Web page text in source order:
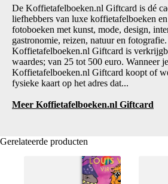
De Koffietafelboeken.nl Giftcard is dé
liefhebbers van luxe koffietafelboeken
fotoboeken met kunst, mode, design,
gastronomie, reizen, natuur en
Koffietafelboeken.nl Giftcard is
waardes; van 25 tot 500 euro. Wanneer
Koffietafelboeken.nl Giftcard koopt of
fysieke kaart op het adres dat...
Meer Koffietafelboeken.nl Giftcard
Gerelateerde producten